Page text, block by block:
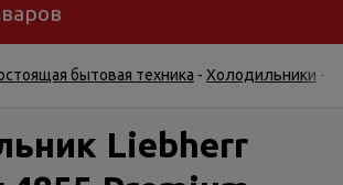
бытовая техника - Холодильники -
Liebherr